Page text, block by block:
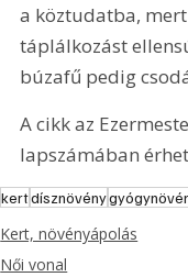
a köztudatba,
táplálkozást
búzafű pedig
A cikk az
lapszámában
kertdísznövény
Kert, növényápolás
Női vonal